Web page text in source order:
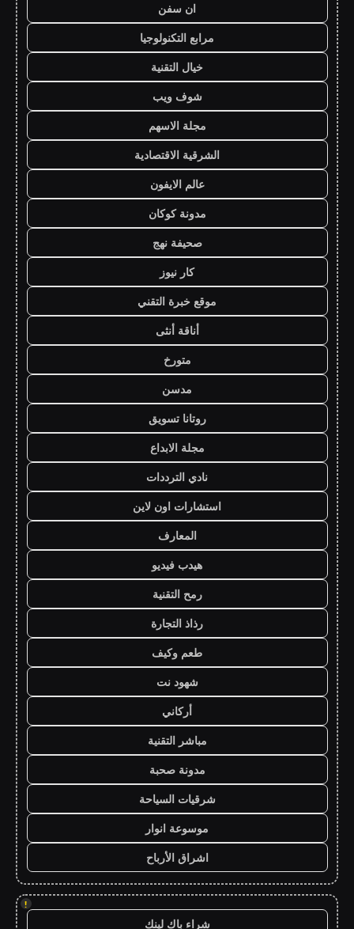
ان سفن
مرابع التكنولوجيا
خيال التقنية
شوف ويب
مجلة الاسهم
الشرقية الاقتصادية
عالم الايفون
مدونة كوكان
صحيفة نهج
كار نيوز
موقع خبرة التقني
أناقة أنثى
متورخ
مدسن
روتانا تسويق
مجلة الابداع
نادي الترددات
استشارات اون لاين
المعارف
هيدب فيديو
رمح التقنية
رذاذ التجارة
طعم وكيف
شهود نت
أركاني
مباشر التقنية
مدونة صحبة
شرقيات السياحة
موسوعة انوار
اشراق الأرباح
!
شراء باك لينك